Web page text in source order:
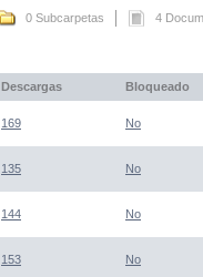
0 Subcarpetas 4
Descargas Bloqueado
169 No
135 No
144 No
153 No